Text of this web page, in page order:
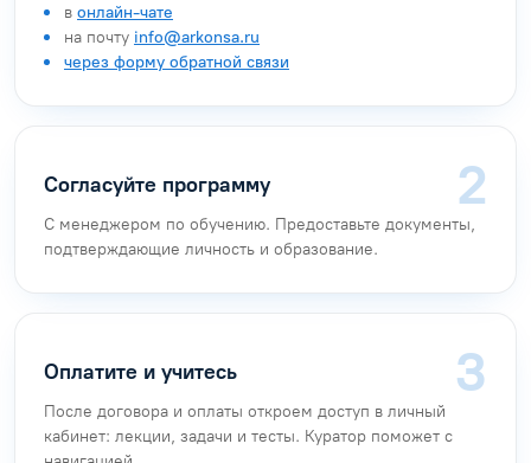
в онлайн-чате
на почту info@arkonsa.ru
через форму обратной связи
Согласуйте программу
С менеджером по обучению. Предоставьте документы,
подтверждающие личность и образование.
Оплатите и учитесь
После договора и оплаты откроем доступ в личный
кабинет: лекции, задачи и тесты. Куратор поможет с